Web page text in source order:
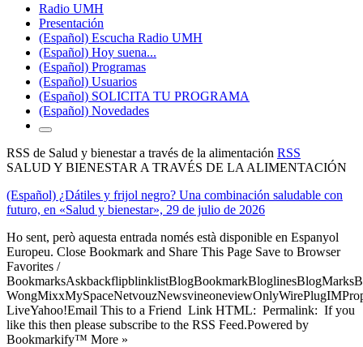
Radio UMH
Presentación
(Español) Escucha Radio UMH
(Español) Hoy suena...
(Español) Programas
(Español) Usuarios
(Español) SOLICITA TU PROGRAMA
(Español) Novedades
RSS de Salud y bienestar a través de la alimentación RSS
SALUD Y BIENESTAR A TRAVÉS DE LA ALIMENTACIÓN
(Español) ¿Dátiles y frijol negro? Una combinación saludable con
futuro, en «Salud y bienestar», 29 de julio de 2026
Ho sent, però aquesta entrada només està disponible en Espanyol
Europeu. Close Bookmark and Share This Page Save to Browser
Favorites /
LiveYahoo!Email This to a Friend Link HTML: Permalink: If you
like this then please subscribe to the RSS Feed.Powered by
Bookmarkify™ More »